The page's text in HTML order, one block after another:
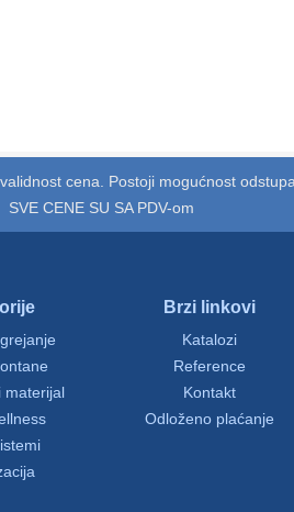
cena. Postoji mogućnost
SVE CENE SU SA PDV-om
materijal
Brzi linkovi
Katalozi
Reference
Kontakt
Odloženo plaćanje